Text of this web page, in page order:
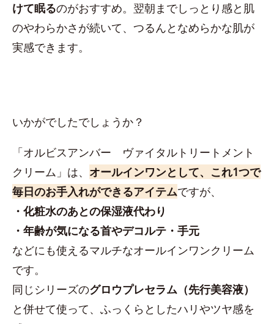
けて眠るのがおすすめ。翌朝までしっとり感と肌
のやわらかさが続いて、つるんとなめらかな肌が
実感できます。
いかがでしたでしょうか？
「オルビスアンバー ヴァイタルトリートメント
クリーム」は、 オールインワンとして、これ1つで
毎日のお手入れができるアイテムですが、
・化粧水のあとの保湿液代わり
・年齢が気になる首やデコルテ・手元
などにも使えるマルチなオールインワンクリーム
です。
同じシリーズのグロウプレセラム（先行美容液）
と併せて使って、ふっくらとしたハリやツヤ感を